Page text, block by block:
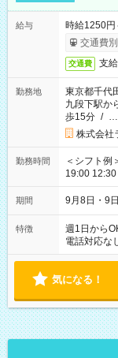
給与
時給1250円
交通費
交通費 支
勤務地
東京都千代
九段下駅か
歩15分 / …
株式会社
勤務時間
＜シフト例
19:00 12:30～22:00 上記の時間から
時間は変更
期間 9月8日・9日
特徴 週1日から
電話対応な
気になる！